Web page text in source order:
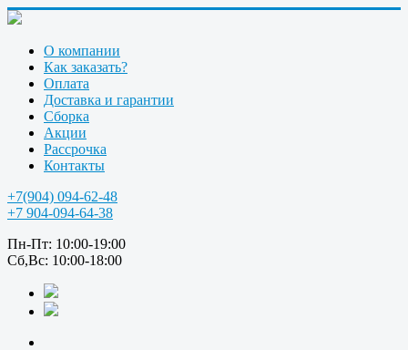
О компании
Как заказать?
Оплата
Доставка и гарантии
Сборка
Акции
Рассрочка
Контакты
+7(904) 094-62-48
+7 904-094-64-38
Пн-Пт: 10:00-19:00
Сб,Вс: 10:00-18:00